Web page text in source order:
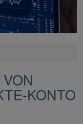
KONTO